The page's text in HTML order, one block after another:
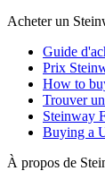
Acheter un
Guide
Prix
How to
Trouver
Steinway
Buying a
À propos de